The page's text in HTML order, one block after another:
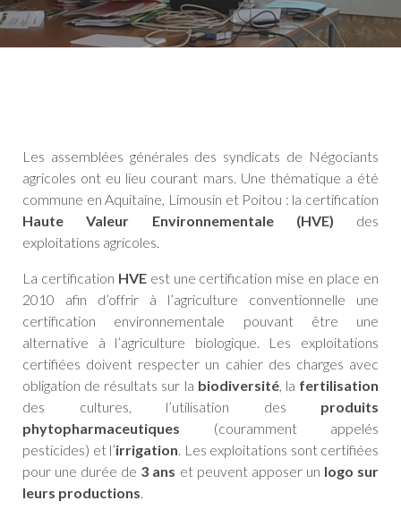
Les assemblées générales des syndicats de Négociants
agricoles ont eu lieu courant mars. Une thématique a été
commune en Aquitaine, Limousin et Poitou : la certification
Haute Valeur Environnementale (HVE) des
exploitations agricoles.
La certification HVEest une certification mise en place en
2010 afin d’offrir à l’agriculture conventionnelle une
certification environnementale pouvant être une
alternative à l’agriculture biologique. Les exploitations
certifiées doivent respecter un cahier des charges avec
obligation de résultats sur la biodiversité, la fertilisation
des cultures, l’utilisation des produits
phytopharmaceutiques (couramment appelés
pesticides) et l’irrigation. Les exploitations sont certifiées
pour une durée de 3 ans et peuvent apposer un logo sur
leurs productions.